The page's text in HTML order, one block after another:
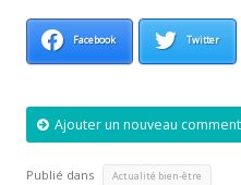
Facebook Twitter
Ajouter un nouveau
Publié dans Actualité bien-être